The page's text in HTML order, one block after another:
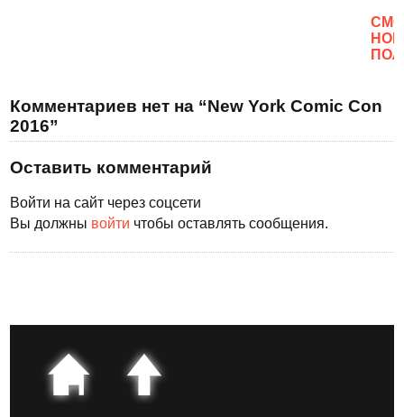
Комментариев нет на “New York Comic Con
2016”
Оставить комментарий
Войти на сайт через соцсети
Вы должны войти чтобы оставлять сообщения.